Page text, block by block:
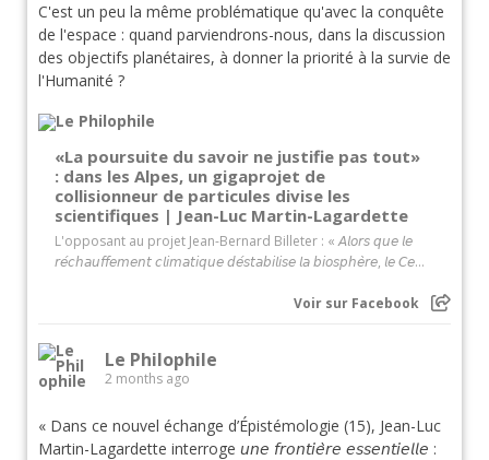
C'est un peu la même problématique qu'avec la conquête
de l'espace : quand parviendrons-nous, dans la discussion
des objectifs planétaires, à donner la priorité à la survie de
l'Humanité ?
«La poursuite du savoir ne justifie pas tout»
: dans les Alpes, un gigaprojet de
collisionneur de particules divise les
scientifiques | Jean-Luc Martin-Lagardette
L'opposant au projet Jean-Bernard Billeter : « 𝘈𝘭𝘰𝘳𝘴 𝘲𝘶𝘦 𝘭𝘦
𝘳𝘦́𝘤𝘩𝘢𝘶𝘧𝘧𝘦𝘮𝘦𝘯𝘵 𝘤𝘭𝘪𝘮𝘢𝘵𝘪𝘲𝘶𝘦 𝘥𝘦́𝘴𝘵𝘢𝘣𝘪𝘭𝘪𝘴𝘦 𝘭𝘢 𝘣𝘪𝘰𝘴𝘱𝘩𝘦̀𝘳𝘦, 𝘭𝘦 𝘊𝘦...
Voir sur Facebook
Le Philophile
2 months ago
« Dans ce nouvel échange d’Épistémologie (15), Jean-Luc
Martin-Lagardette interroge 𝘶𝘯𝘦 𝘧𝘳𝘰𝘯𝘵𝘪𝘦̀𝘳𝘦 𝘦𝘴𝘴𝘦𝘯𝘵𝘪𝘦𝘭𝘭𝘦 :